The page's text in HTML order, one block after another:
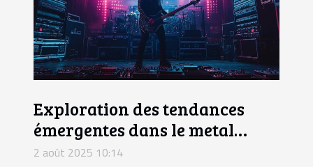
Exploration des tendances
émergentes dans le metal
progressif
2 août 2025 10:14